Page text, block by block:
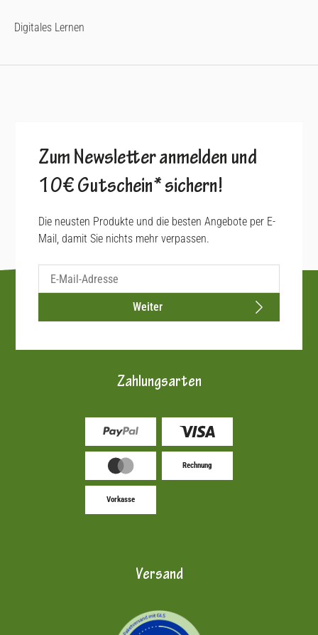
Digitales Lernen
Zum Newsletter anmelden und
10€ Gutschein* sichern!
Die neusten Produkte und die besten Angebote per E-
Mail, damit Sie nichts mehr verpassen.
Weiter
Zahlungsarten
Rechnung
Vorkasse
Versand